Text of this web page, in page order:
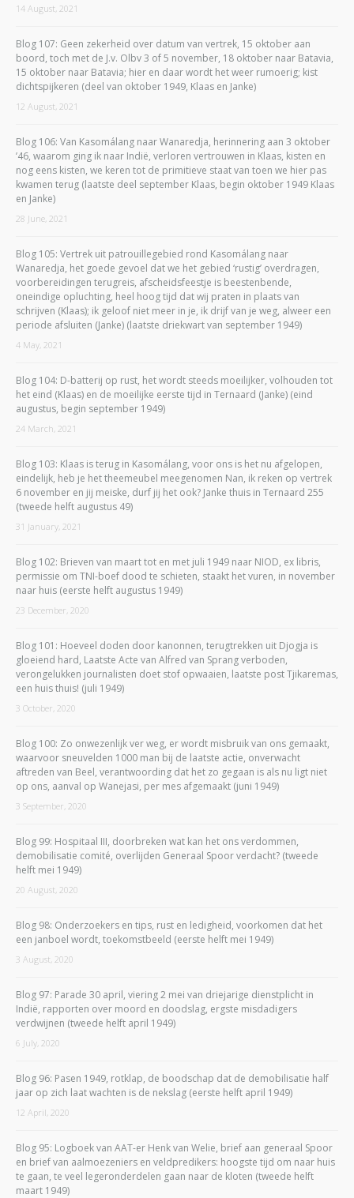
14 August, 2021
Blog 107: Geen zekerheid over datum van vertrek, 15 oktober aan
boord, toch met de J.v. Olbv 3 of 5 november, 18 oktober naar Batavia,
15 oktober naar Batavia; hier en daar wordt het weer rumoerig; kist
dichtspijkeren (deel van oktober 1949, Klaas en Janke)
12 August, 2021
Blog 106: Van Kasomálang naar Wanaredja, herinnering aan 3 oktober
’46, waarom ging ik naar Indië, verloren vertrouwen in Klaas, kisten en
nog eens kisten, we keren tot de primitieve staat van toen we hier pas
kwamen terug (laatste deel september Klaas, begin oktober 1949 Klaas
en Janke)
28 June, 2021
Blog 105: Vertrek uit patrouillegebied rond Kasomálang naar
Wanaredja, het goede gevoel dat we het gebied ‘rustig’ overdragen,
voorbereidingen terugreis, afscheidsfeestje is beestenbende,
oneindige opluchting, heel hoog tijd dat wij praten in plaats van
schrijven (Klaas); ik geloof niet meer in je, ik drijf van je weg, alweer een
periode afsluiten (Janke) (laatste driekwart van september 1949)
4 May, 2021
Blog 104: D-batterij op rust, het wordt steeds moeilijker, volhouden tot
het eind (Klaas) en de moeilijke eerste tijd in Ternaard (Janke) (eind
augustus, begin september 1949)
24 March, 2021
Blog 103: Klaas is terug in Kasomálang, voor ons is het nu afgelopen,
eindelijk, heb je het theemeubel meegenomen Nan, ik reken op vertrek
6 november en jij meiske, durf jij het ook? Janke thuis in Ternaard 255
(tweede helft augustus 49)
31 January, 2021
Blog 102: Brieven van maart tot en met juli 1949 naar NIOD, ex libris,
permissie om TNI-boef dood te schieten, staakt het vuren, in november
naar huis (eerste helft augustus 1949)
23 December, 2020
Blog 101: Hoeveel doden door kanonnen, terugtrekken uit Djogja is
gloeiend hard, Laatste Acte van Alfred van Sprang verboden,
verongelukken journalisten doet stof opwaaien, laatste post Tjikaremas,
een huis thuis! (juli 1949)
3 October, 2020
Blog 100: Zo onwezenlijk ver weg, er wordt misbruik van ons gemaakt,
waarvoor sneuvelden 1000 man bij de laatste actie, onverwacht
aftreden van Beel, verantwoording dat het zo gegaan is als nu ligt niet
op ons, aanval op Wanejasi, per mes afgemaakt (juni 1949)
3 September, 2020
Blog 99: Hospitaal III, doorbreken wat kan het ons verdommen,
demobilisatie comité, overlijden Generaal Spoor verdacht? (tweede
helft mei 1949)
20 August, 2020
Blog 98: Onderzoekers en tips, rust en ledigheid, voorkomen dat het
een janboel wordt, toekomstbeeld (eerste helft mei 1949)
3 August, 2020
Blog 97: Parade 30 april, viering 2 mei van driejarige dienstplicht in
Indië, rapporten over moord en doodslag, ergste misdadigers
verdwijnen (tweede helft april 1949)
6 July, 2020
Blog 96: Pasen 1949, rotklap, de boodschap dat de demobilisatie half
jaar op zich laat wachten is de nekslag (eerste helft april 1949)
12 April, 2020
Blog 95: Logboek van AAT-er Henk van Welie, brief aan generaal Spoor
en brief van aalmoezeniers en veldpredikers: hoogste tijd om naar huis
te gaan, te veel legeronderdelen gaan naar de kloten (tweede helft
maart 1949)